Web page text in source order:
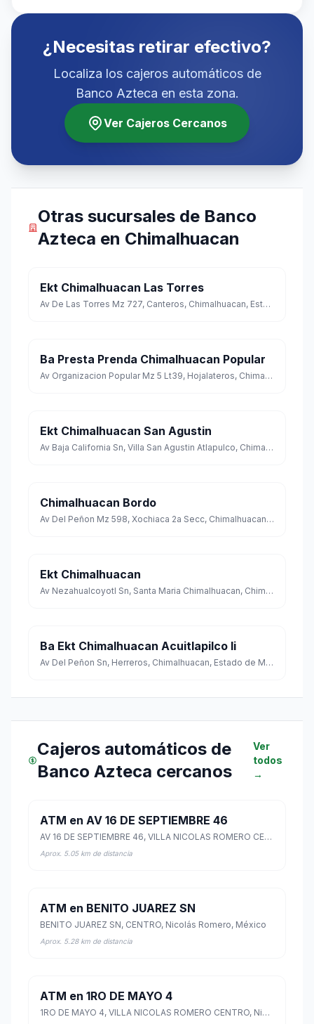
¿Necesitas retirar efectivo?
Localiza los cajeros automáticos de
Banco Azteca en esta zona.
Ver Cajeros Cercanos
Otras sucursales de Banco
Azteca en Chimalhuacan
Ekt Chimalhuacan Las Torres
Av De Las Torres Mz 727, Canteros, Chimalhuacan, Estado de México
Ba Presta Prenda Chimalhuacan Popular
Av Organizacion Popular Mz 5 Lt39, Hojalateros, Chimalhuacan, Estado de México
Ekt Chimalhuacan San Agustin
Av Baja California Sn, Villa San Agustin Atlapulco, Chimalhuacan, Estado de México
Chimalhuacan Bordo
Av Del Peñon Mz 598, Xochiaca 2a Secc, Chimalhuacan, Estado de México
Ekt Chimalhuacan
Av Nezahualcoyotl Sn, Santa Maria Chimalhuacan, Chimalhuacan, Estado de México
Ba Ekt Chimalhuacan Acuitlapilco Ii
Av Del Peñon Sn, Herreros, Chimalhuacan, Estado de México
Cajeros automáticos de
Banco Azteca cercanos
Ver
todos
→
ATM en AV 16 DE SEPTIEMBRE 46
AV 16 DE SEPTIEMBRE 46, VILLA NICOLAS ROMERO CENTRO, Nicolás Romero, México
Aprox. 5.05 km de distancia
ATM en BENITO JUAREZ SN
BENITO JUAREZ SN, CENTRO, Nicolás Romero, México
Aprox. 5.28 km de distancia
ATM en 1RO DE MAYO 4
1RO DE MAYO 4, VILLA NICOLAS ROMERO CENTRO, Nicolás Romero, México